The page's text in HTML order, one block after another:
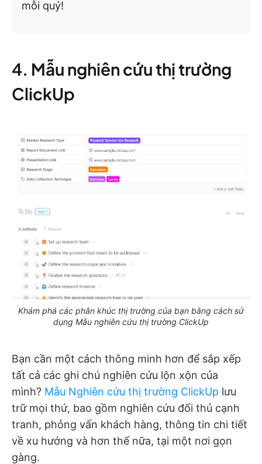
mỗi quý!
4. Mẫu nghiên cứu thị trường
ClickUp
Khám phá các phân khúc thị trường của bạn bằng cách sử
dụng Mẫu nghiên cứu thị trường ClickUp
Bạn cần một cách thông minh hơn để sắp xếp
tất cả các ghi chú nghiên cứu lộn xộn của
mình? Mẫu Nghiên cứu thị trường ClickUp lưu
trữ mọi thứ, bao gồm nghiên cứu đối thủ cạnh
tranh, phỏng vấn khách hàng, thông tin chi tiết
về xu hướng và hơn thế nữa, tại một nơi gọn
gàng.